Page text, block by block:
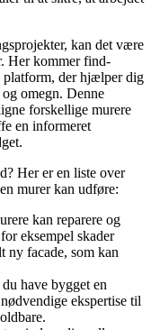
kan det være
Her kommer find-
platform, der hjælper dig
omegn. Denne
forskellige murere
en informeret
Her er en liste over
murer kan udføre:
kan reparere og
eksempel skader
ny facade, som kan
du have bygget en
ekspertise til